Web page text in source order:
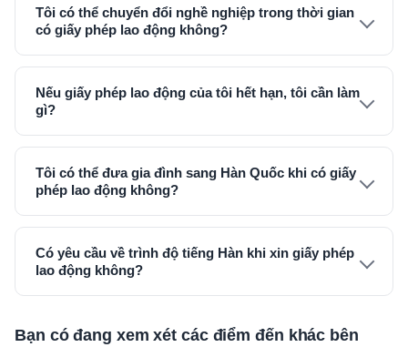
Tôi có thể chuyển đổi nghề nghiệp trong thời gian
có giấy phép lao động không?
Nếu giấy phép lao động của tôi hết hạn, tôi cần làm
gì?
Tôi có thể đưa gia đình sang Hàn Quốc khi có giấy
phép lao động không?
Có yêu cầu về trình độ tiếng Hàn khi xin giấy phép
lao động không?
Bạn có đang xem xét các điểm đến khác bên